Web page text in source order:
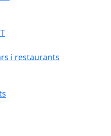
i restaurants